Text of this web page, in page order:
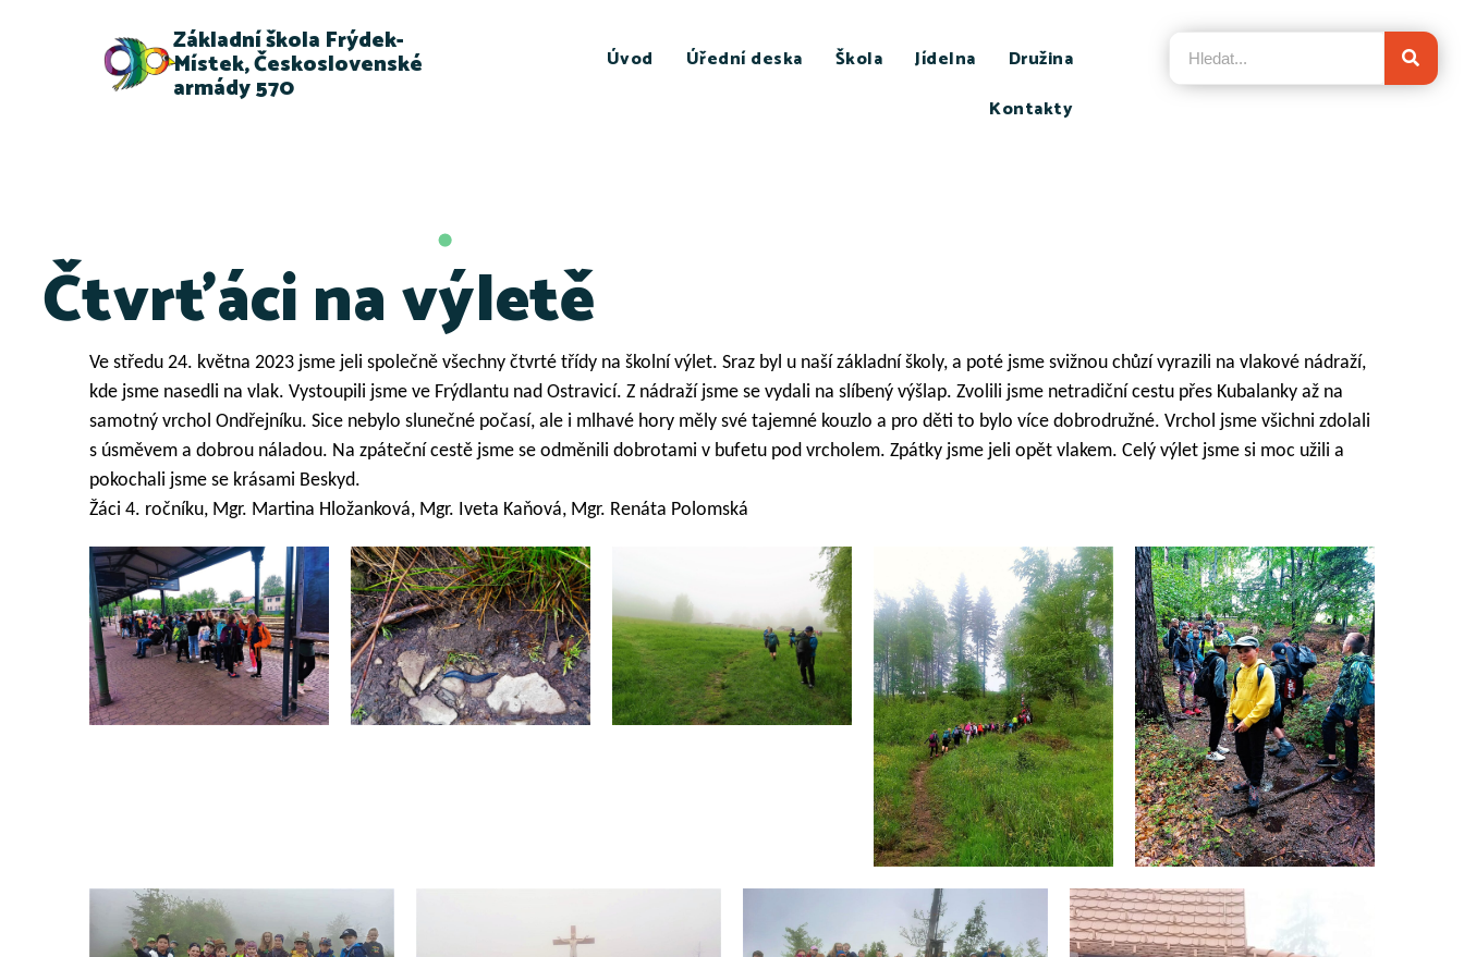
Základní škola Frýdek-
Místek, Československé
armády 570
Úvod Úřední deska Škola Jídelna
Družina
Kontakty
Čtvrťáci na výletě
Ve středu 24. května 2023 jsme jeli společně všechny čtvrté třídy na školní výlet. Sraz byl u naší základní školy, a poté jsme svižnou chůzí vyrazili na vlakové nádraží,
kde jsme nasedli na vlak. Vystoupili jsme ve Frýdlantu nad Ostravicí. Z nádraží jsme se vydali na slíbený výšlap. Zvolili jsme netradiční cestu přes Kubalanky až na
samotný vrchol Ondřejníku. Sice nebylo slunečné počasí, ale i mlhavé hory měly své tajemné kouzlo a pro děti to bylo více dobrodružné. Vrchol jsme všichni zdolali
s úsměvem a dobrou náladou. Na zpáteční cestě jsme se odměnili dobrotami v bufetu pod vrcholem. Zpátky jsme jeli opět vlakem. Celý výlet jsme si moc užili a
pokochali jsme se krásami Beskyd.
Žáci 4. ročníku, Mgr. Martina Hložanková, Mgr. Iveta Kaňová, Mgr. Renáta Polomská